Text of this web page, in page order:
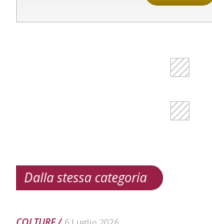
Dalla stessa categoria